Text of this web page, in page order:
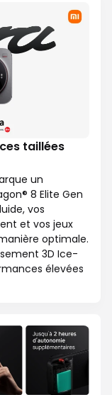
taillées
un
8 Elite Gen
vos
et vos jeux
optimale.
3D Ice-
élevées